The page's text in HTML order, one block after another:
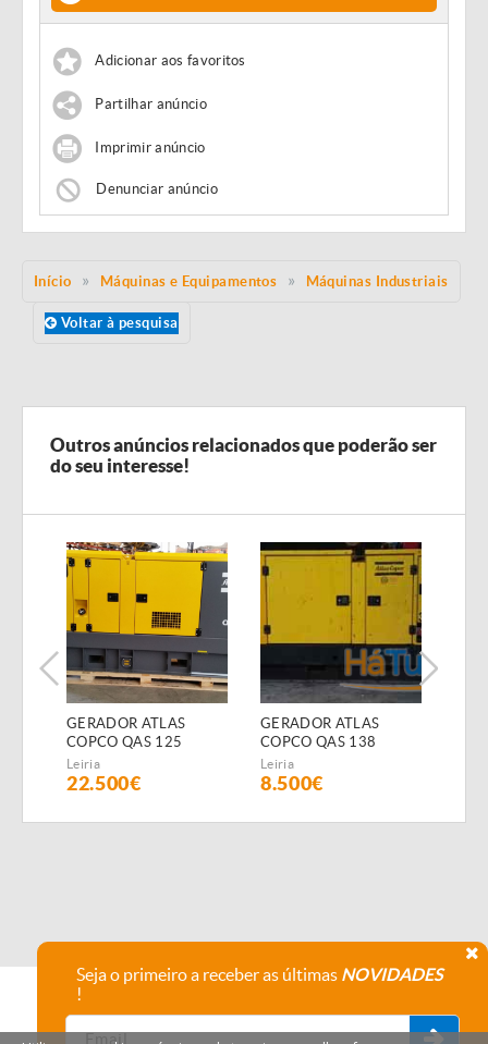
Adicionar aos favoritos
Partilhar anúncio
Imprimir anúncio
Denunciar anúncio
Início Máquinas e Equipamentos Máquinas Industriais
Voltar à pesquisa
Outros anúncios relacionados que poderão ser
do seu interesse!
GERADOR ATLAS
COPCO QAS 125
(Diesel)
Leiria
22.500€
GERADOR ATLAS
COPCO QAS 138
(Diesel)
Leiria
8.500€
Seja o primeiro a receber as últimas NOVIDADES
!